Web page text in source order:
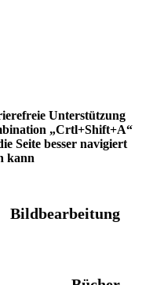
Unterstützung
„Crtl+Shift+A“
Seite besser navigiert
kann
Bildbearbeitung